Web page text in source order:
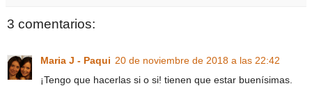
3 comentarios:
Maria J - Paqui 20 de noviembre de 2018 a las 22:42
¡Tengo que hacerlas si o si! tienen que estar buenísimas.